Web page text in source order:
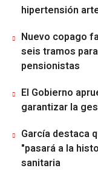
hipertensión
Nuevo copago
seis tramos
pensionistas
El Gobierno
garantizar la
García destaca
"pasará a la
sanitaria